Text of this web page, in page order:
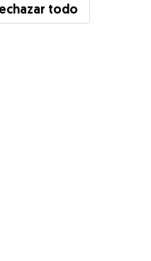
Gudog? Ver más
todo